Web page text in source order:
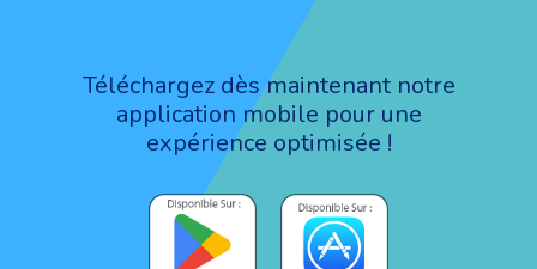
Téléchargez dès maintenant notre
application mobile pour une
expérience optimisée !